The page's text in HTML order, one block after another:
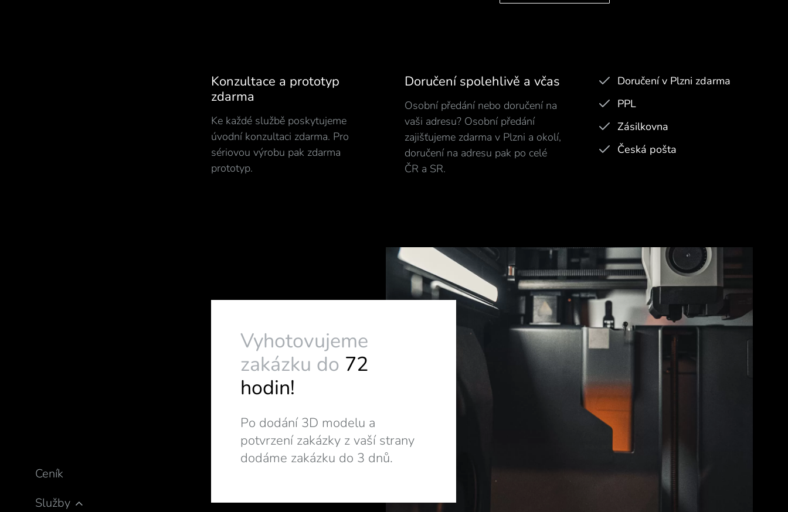
Konzultace a prototyp
zdarma
Ke každé službě poskytujeme
úvodní konzultaci zdarma. Pro
sériovou výrobu pak zdarma
prototyp.
Doručení spolehlivě a včas
Osobní předání nebo doručení na
vaši adresu? Osobní předání
zajišťujeme zdarma v Plzni a okolí,
doručení na adresu pak po celé
ČR a SR.
Doručení v Plzni zdarma
PPL
Zásilkovna
Česká pošta
Vyhotovujeme
zakázku do 72
hodin!
Po dodání 3D modelu a
potvrzení zakázky z vaší strany
dodáme zakázku do 3 dnů.
Ceník
Služby